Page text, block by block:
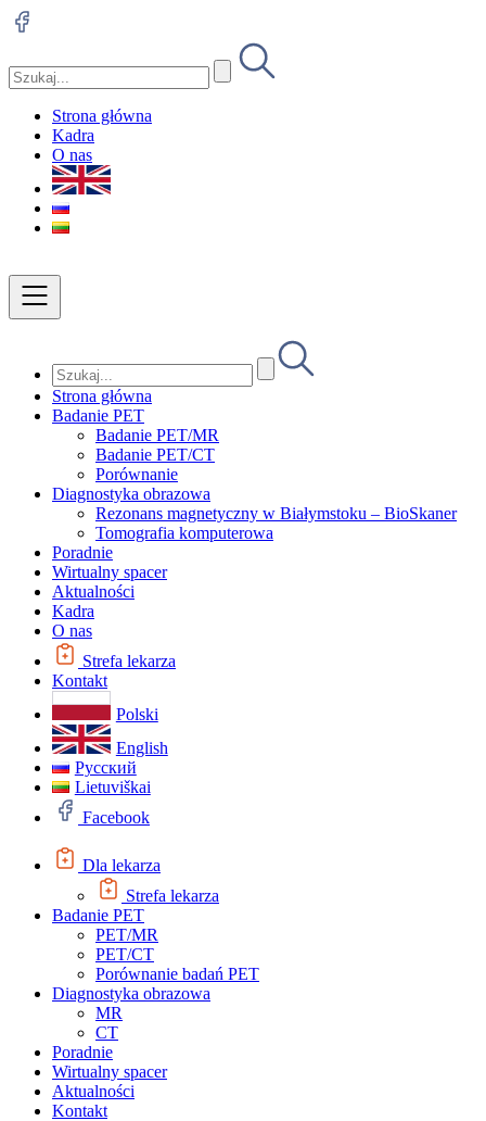
Strona główna
Kadra
O nas
Strona główna
Badanie PET
Badanie PET/MR
Badanie PET/CT
Porównanie
Diagnostyka obrazowa
Rezonans magnetyczny w Białymstoku – BioSkaner
Tomografia komputerowa
Poradnie
Wirtualny spacer
Aktualności
Kadra
O nas
Strefa lekarza
Kontakt
Polski
English
Русский
Lietuviškai
Facebook
Dla lekarza
Strefa lekarza
Badanie PET
PET/MR
PET/CT
Porównanie badań PET
Diagnostyka obrazowa
MR
CT
Poradnie
Wirtualny spacer
Aktualności
Kontakt